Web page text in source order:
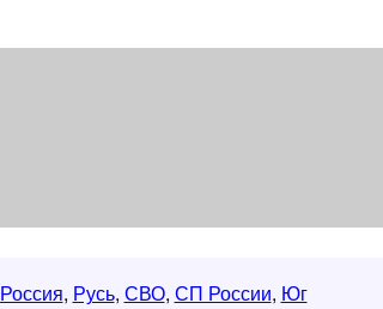
Россия, Русь, СВО, СП России, Юг